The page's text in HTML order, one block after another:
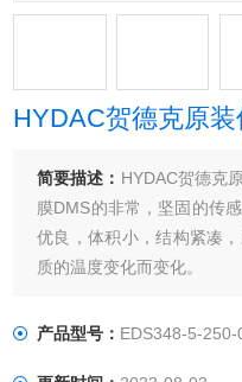
HYDAC贺德克原装
简要描述： HYDAC贺德克
膜DMS的非常，坚固的传
优良，体积小，结构紧凑
质的温度变化而变化。
产品型号： EDS348-5-250-